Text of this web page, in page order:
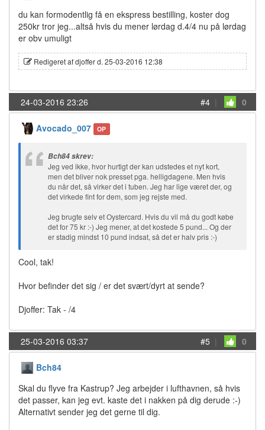
du kan formodentlig få en ekspress bestilling, koster dog
250kr tror jeg...altså hvis du mener lørdag d.4/4 nu på lørdag
er obv umuligt
Redigeret af djoffer d. 25-03-2016 12:38
24-03-2016 23:26 #4 | 0
Avocado_007 OP
Bch84 skrev:
Jeg ved ikke, hvor hurtigt der kan udstedes et nyt kort,
men det bliver nok presset pga. helligdagene. Men hvis
du når det, så virker det i tuben. Jeg har lige været der, og
det virkede fint for dem, som jeg rejste med.
Jeg brugte selv et Oystercard. Hvis du vil må du godt købe
det for 75 kr :-) Jeg mener, at det kostede 5 pund... Og der
er stadig mindst 10 pund indsat, så det er halv pris :-)
Cool, tak!
Hvor befinder det sig / er det svært/dyrt at sende?
Djoffer: Tak - /4
25-03-2016 03:37 #5 | 0
Bch84
Skal du flyve fra Kastrup? Jeg arbejder i lufthavnen, så hvis
det passer, kan jeg evt. kaste det i nakken på dig derude :-)
Alternativt sender jeg det gerne til dig.